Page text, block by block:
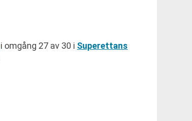
i omgång 27 av 30 i Superettans